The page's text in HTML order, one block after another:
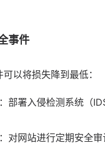
事件
以将损失降到最低：
：部署入侵检测系统（
：对网站进行定期安全